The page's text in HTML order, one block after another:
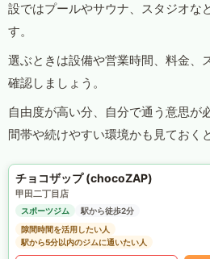
設ではプールやサウナ、スタジオな
す。
選ぶときは設備や営業時間、料金、
確認しましょう。
自由度が高い分、自分で通う意思が
間帯や続けやすい環境かも見ておく
チョコザップ (chocoZAP)
甲田二丁目店
スポーツジム
駅から徒歩2分
隙間時間を活用したい人
駅から5分以内のジムに通いたい人